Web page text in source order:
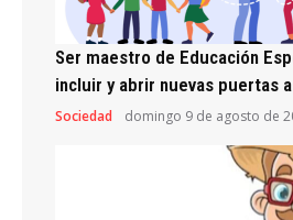
Ser maestro de Educación
incluir y abrir nuevas puertas
Sociedad domingo 9 de agosto de